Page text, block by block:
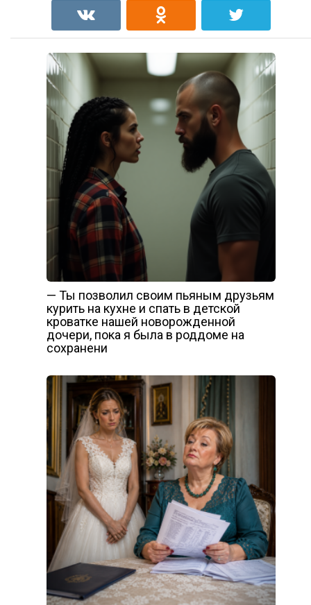
— Ты позволил своим пьяным друзьям
курить на кухне и спать в детской
кроватке нашей новорожденной
дочери, пока я была в роддоме на
сохранени